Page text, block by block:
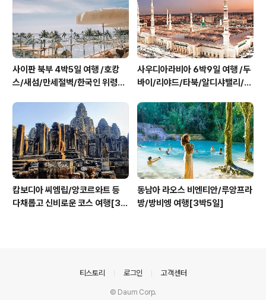
사이판 북부 4박5일 여행 /호캉
스/새섬/만세절벽/한국인 위령탑/
사우디아라비아 6박9일 여행 /두
바이/리야드/타북/알디샤밸리/알
캄보디아 씨엠립/앙코르와트 등
다채롭고 신비로운 코스 여행[3박
동남아 라오스 비엔티안/루앙프라
방/방비엥 여행[3박5일]
티스토리 로그인 고객센터
© Daum Corp.